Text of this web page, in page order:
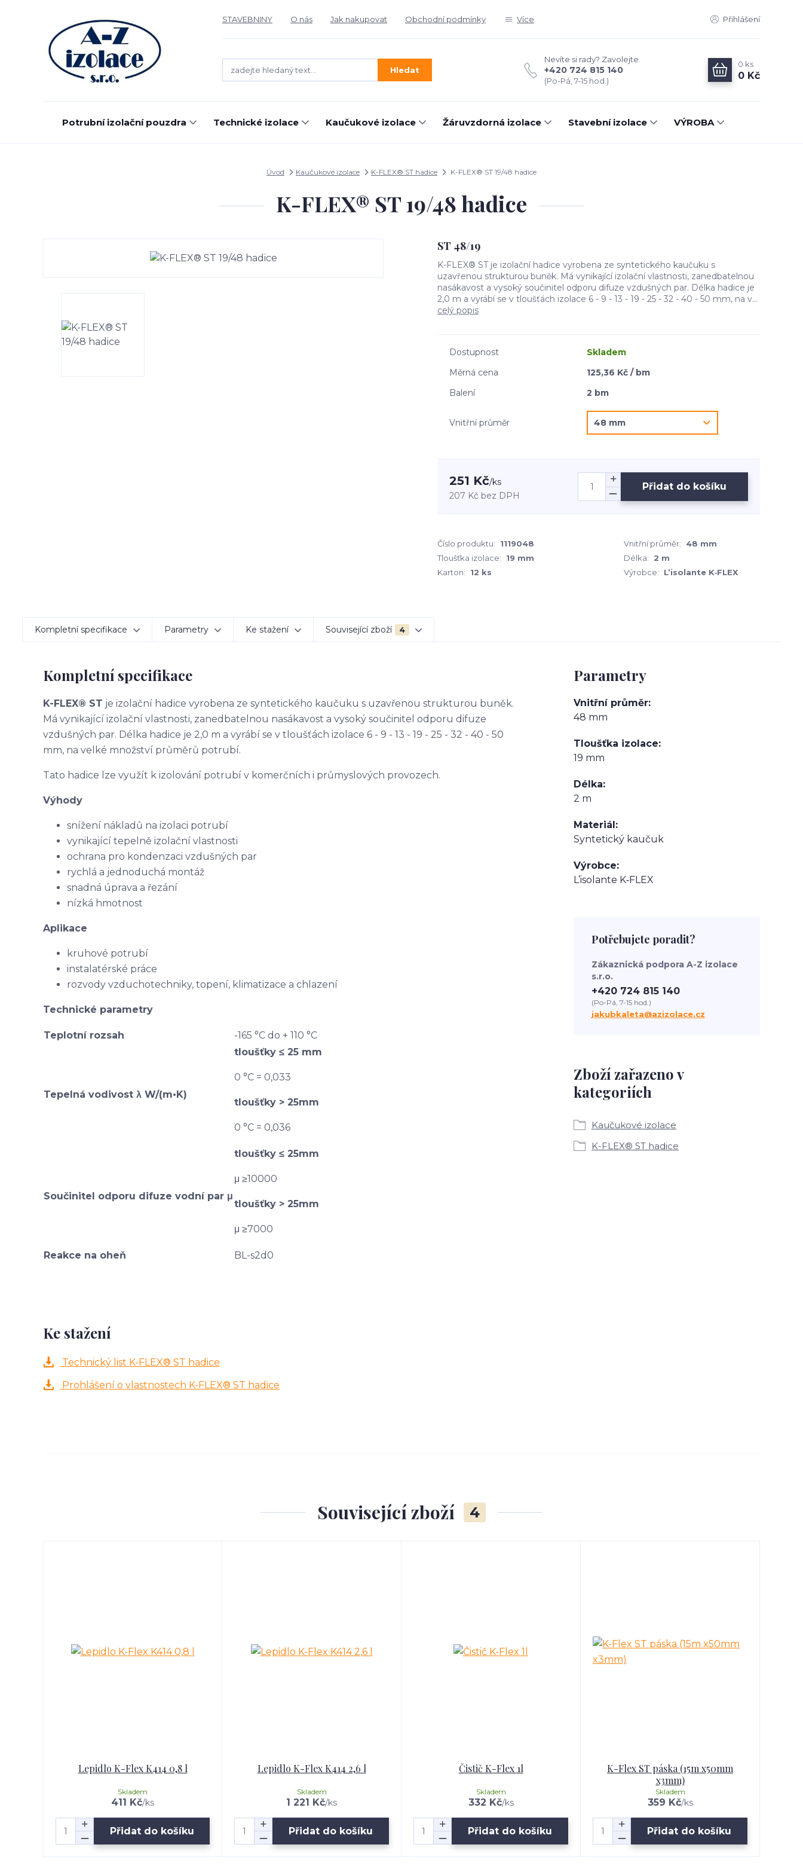
STAVEBNINY O nás Jak nakupovat Obchodní podmínky Více Přihlášení
Hledat
Nevíte si rady? Zavolejte.
+420 724 815 140
(Po-Pá, 7-15 hod.)
0 ks
0 Kč
Potrubní izolační pouzdra Technické izolace Kaučukové izolace Žáruvzdorná izolace Stavební izolace VÝROBA
Úvod Kaučukové izolace K-FLEX® ST hadice K-FLEX® ST 19/48 hadice
K-FLEX® ST 19/48 hadice
ST 48/19
K-FLEX® ST je izolační hadice vyrobena ze syntetického kaučuku s
uzavřenou strukturou buněk. Má vynikající izolační vlastnosti, zanedbatelnou
nasákavost a vysoký součinitel odporu difuze vzdušných par. Délka hadice je
2,0 m a vyrábí se v tloušťách izolace 6 - 9 - 13 - 19 - 25 - 32 - 40 - 50 mm, na v...
celý popis
Dostupnost
Skladem
Měrná cena
125,36 Kč / bm
Balení
2 bm
Vnitřní průměr
251 Kč/ks
207 Kč bez DPH
Přidat do košíku
Číslo produktu: 1119048 Vnitřní průměr:
48 mm
Tloušťka izolace:
19 mm Délka:
2 m
Karton:
12 ks Výrobce: L’isolante K‑FLEX
Kompletní specifikace Parametry Ke stažení Související zboží 4
Kompletní specifikace
K-FLEX® ST je izolační hadice vyrobena ze syntetického kaučuku s uzavřenou strukturou buněk.
Má vynikající izolační vlastnosti, zanedbatelnou nasákavost a vysoký součinitel odporu difuze
vzdušných par. Délka hadice je 2,0 m a vyrábí se v tloušťách izolace 6 - 9 - 13 - 19 - 25 - 32 - 40 - 50
mm, na velké množství průměrů potrubí.
Tato hadice lze využít k izolování potrubí v komerčních i průmyslových provozech.
Výhody
snížení nákladů na izolaci potrubí
vynikající tepelně izolační vlastnosti
ochrana pro kondenzaci vzdušných par
rychlá a jednoduchá montáž
snadná úprava a řezání
nízká hmotnost
Aplikace
kruhové potrubí
instalatérské práce
rozvody vzduchotechniky, topení, klimatizace a chlazení
Technické parametry
Teplotní rozsah -165 °C do + 110 °C
Tepelná vodivost λ W/(m•K)
tloušťky ≤ 25 mm
0 °C = 0,033
tloušťky > 25mm
0 °C = 0,036
Součinitel odporu difuze vodní par μ
tloušťky ≤ 25mm
μ ≥10000
tloušťky > 25mm
μ ≥7000
Reakce na oheň BL-s2d0
Parametry
Vnitřní průměr
48 mm
Tloušťka izolace
19 mm
Délka
2 m
Materiál
Syntetický kaučuk
Výrobce
L’isolante K‑FLEX
Zboží zařazeno v
kategoriích
Kaučukové izolace
K-FLEX® ST hadice
Potřebujete poradit?
Zákaznická podpora A-Z izolace
s.r.o.
+420 724 815 140
(Po-Pá, 7-15 hod.)
jakubkaleta@azizolace.cz
Ke stažení
Technický list K-FLEX® ST hadice
Prohlášení o vlastnostech K-FLEX® ST hadice
Související zboží 4
Lepidlo K-Flex K414 0,8 l
411 Kč/ks
Skladem
Přidat do košíku
Lepidlo K-Flex K414 2,6 l
1 221 Kč/ks
Skladem
Přidat do košíku
Čistič K-Flex 1l
332 Kč/ks
Skladem
Přidat do košíku
K-Flex ST páska (15m x50mm
x3mm)
359 Kč/ks
Skladem
Přidat do košíku